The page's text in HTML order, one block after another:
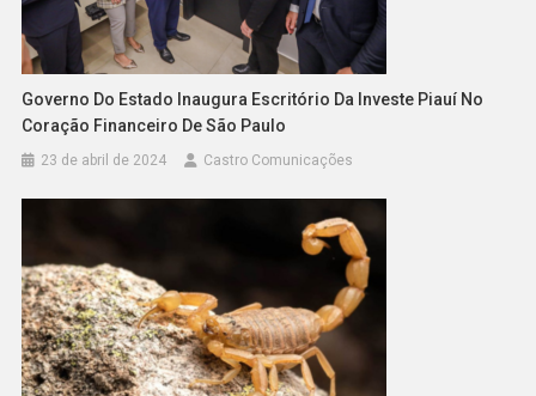
Governo Do Estado Inaugura Escritório Da Investe Piauí No
Coração Financeiro De São Paulo
23 de abril de 2024 Castro Comunicações